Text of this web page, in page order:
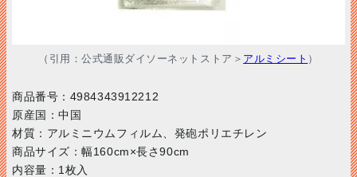
（引用：公式通販ダイソーネットストア＞ アルミシート ）
商品番号：4984343912212
原産国：中国
材質：アルミニウムフィルム、発砲ポリエチレン
商品サイズ：幅160cm×長さ90cm
内容量：1枚入